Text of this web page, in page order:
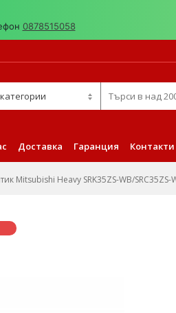
0878515058
над 2000 продукта
Доставка Гаранция Контакти
Mitsubishi Heavy SRK35ZS-WB/